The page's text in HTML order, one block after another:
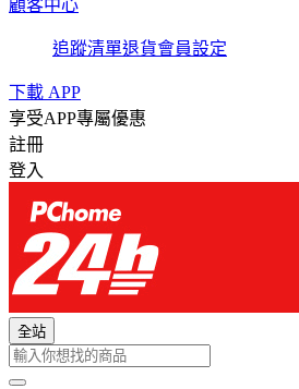
顧客中心
追蹤清單退貨會員設定
下載 APP
享受APP專屬優惠
註冊
登入
全站